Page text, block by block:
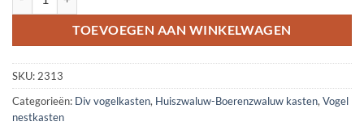
TOEVOEGEN AAN WINKELWAGEN
SKU: 2313
Categorieën: Div vogelkasten, Huiszwaluw-Boerenzwaluw kasten, Vogel
nestkasten